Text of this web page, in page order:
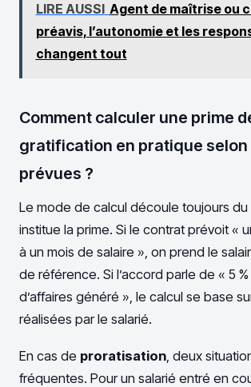
LIRE AUSSI Agent de maîtrise ou
préavis, l’autonomie et les
changent tout
Comment calculer une prime
gratification en pratique selon
prévues ?
Le mode de calcul découle toujours
institue la prime. Si le contrat prévoit «
à un mois de salaire », on prend le
de référence. Si l’accord parle de « 5
d’affaires généré », le calcul se base
réalisées par le salarié.
En cas de proratisation , deux
fréquentes. Pour un salarié entré en